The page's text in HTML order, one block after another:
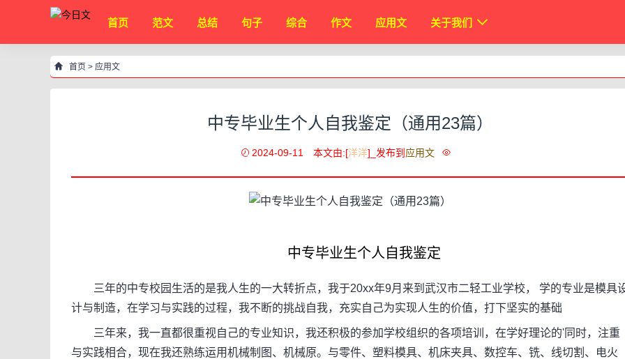
首页 范文 总结 句子 综合 作文 应用文 关于我们
首页 > 应用文
中专毕业生个人自我鉴定（通用23篇）
2024-09-11 本文由:[洋洋]_发布到 应用文
中专毕业生个人自我鉴定
三年的中专校园生活的是我人生的一大转折点，我于20xx年9月来到武汉市二轻工业学校， 学的专业是模具
计与制造，在学习与实践的过程，我不断的挑战自我，充实自己为实现人生的价值，打下坚实的基础
三年来，我一直都很重视自己的专业知识，我还积极的参加学校组织的各项培训，在学好理论的'同时，注重
与实践相合，现在我还熟练运用机械制图、机械原。与零件、塑料模具、机床夹具、数控车、铣、线切割、电火